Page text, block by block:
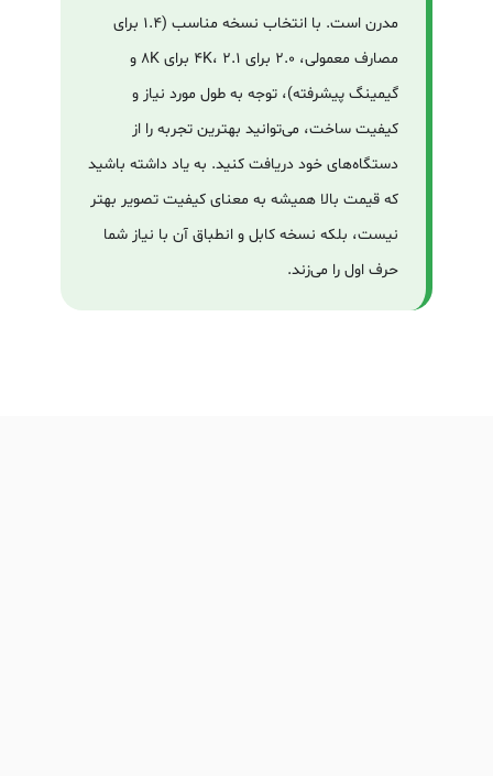
مدرن است. با انتخاب نسخه مناسب (1.4 برای
مصارف معمولی، 2.0 برای 4K، 2.1 برای 8K و
گیمینگ پیشرفته)، توجه به طول مورد نیاز و
کیفیت ساخت، می‌توانید بهترین تجربه را از
دستگاه‌های خود دریافت کنید. به یاد داشته باشید
که قیمت بالا همیشه به معنای کیفیت تصویر بهتر
نیست، بلکه نسخه کابل و انطباق آن با نیاز شما
حرف اول را می‌زند.